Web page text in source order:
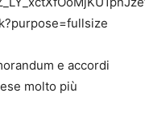
e accordi
molto più